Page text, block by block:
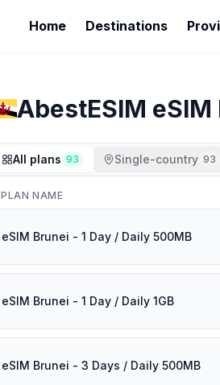
Home Destinations
AbestESIM eSIM
All plans 93 Single-country 93
PLAN NAME
eSIM Brunei - 1 Day / Daily 500MB
eSIM Brunei - 1 Day / Daily 1GB
eSIM Brunei - 3 Days / Daily 500MB